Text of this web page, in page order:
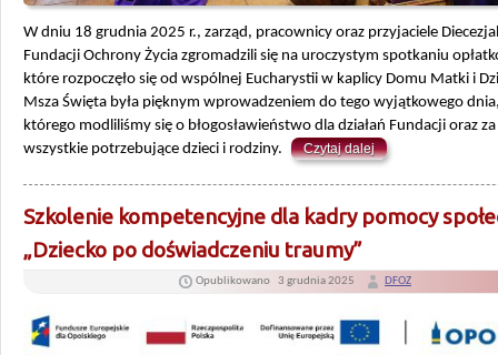
W dniu 18 grudnia 2025 r., zarząd, pracownicy oraz przyjaciele
Fundacji Ochrony Życia zgromadzili się na uroczystym spotkaniu
które rozpoczęło się od wspólnej Eucharystii w kaplicy Domu Matki i
Msza Święta była pięknym wprowadzeniem do tego wyjątkowego
którego modliliśmy się o błogosławieństwo dla działań Fundacji oraz za
wszystkie potrzebujące dzieci i rodziny.
Czytaj dalej
Szkolenie kompetencyjne dla kadry pomocy
„Dziecko po doświadczeniu traumy”
Opublikowano 3 grudnia 2025 DFOZ